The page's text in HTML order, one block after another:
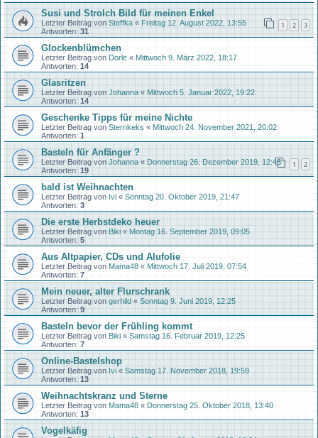
Susi und Strolch Bild für meinen Enkel
Letzter Beitrag von Steffka « Freitag 12. August 2022, 13:55
Antworten: 31
1 2 3
Glockenblümchen
Letzter Beitrag von Dorle « Mittwoch 9. März 2022, 18:17
Antworten: 14
Glasritzen
Letzter Beitrag von Johanna « Mittwoch 5. Januar 2022, 19:22
Antworten: 14
Geschenke Tipps für meine Nichte
Letzter Beitrag von Sternkeks « Mittwoch 24. November 2021, 20:02
Antworten: 1
Basteln für Anfänger ?
Letzter Beitrag von Johanna « Donnerstag 26. Dezember 2019, 12:46
Antworten: 19
1 2
bald ist Weihnachten
Letzter Beitrag von Ivi « Sonntag 20. Oktober 2019, 21:47
Antworten: 3
Die erste Herbstdeko heuer
Letzter Beitrag von Biki « Montag 16. September 2019, 09:05
Antworten: 5
Aus Altpapier, CDs und Alufolie
Letzter Beitrag von Mama48 « Mittwoch 17. Juli 2019, 07:54
Antworten: 7
Mein neuer, alter Flurschrank
Letzter Beitrag von gerhild « Sonntag 9. Juni 2019, 12:25
Antworten: 9
Basteln bevor der Frühling kommt
Letzter Beitrag von Biki « Samstag 16. Februar 2019, 12:25
Antworten: 7
Online-Bastelshop
Letzter Beitrag von Ivi « Samstag 17. November 2018, 19:59
Antworten: 13
Weihnachtskranz und Sterne
Letzter Beitrag von Mama48 « Donnerstag 25. Oktober 2018, 13:40
Antworten: 13
Vogelkäfig